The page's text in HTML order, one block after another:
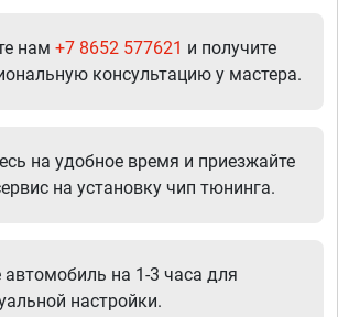
нам +7 8652 577621 и получите
консультацию у мастера.
на удобное время и приезжайте
на установку чип тюнинга.
автомобиль на 1-3 часа для
настройки.